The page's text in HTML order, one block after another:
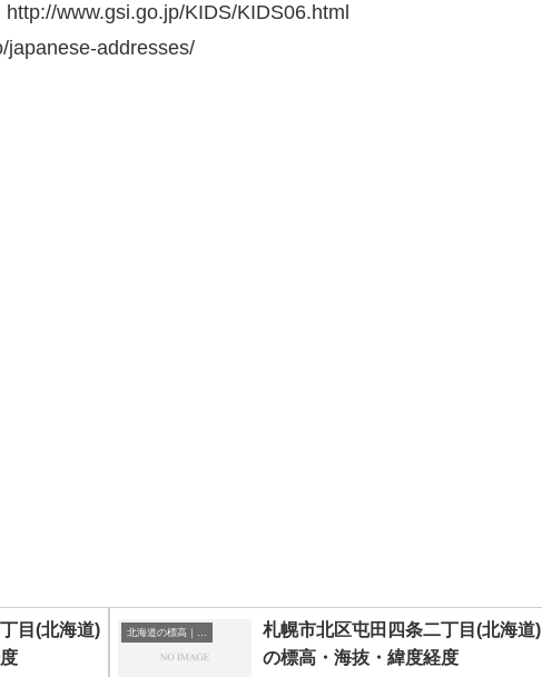
www.gsi.go.jp/KIDS/KIDS06.html
japanese-addresses/
目(北海道)
札幌市北区屯田四条二丁目(北海道)
の標高・海抜・緯度経度